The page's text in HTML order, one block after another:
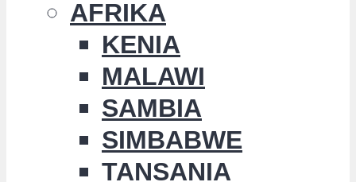
AFRIKA
KENIA
MALAWI
SAMBIA
SIMBABWE
TANSANIA